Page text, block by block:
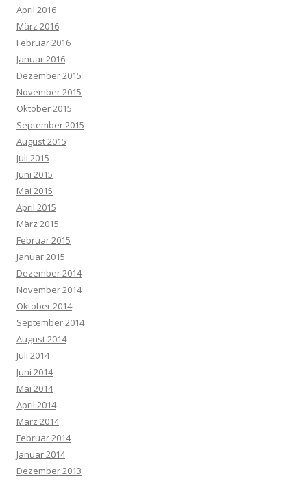
April 2016
März 2016
Februar 2016
Januar 2016
Dezember 2015
November 2015
Oktober 2015
September 2015
August 2015
Juli 2015
Juni 2015
Mai 2015
April 2015
März 2015
Februar 2015
Januar 2015
Dezember 2014
November 2014
Oktober 2014
September 2014
August 2014
Juli 2014
Juni 2014
Mai 2014
April 2014
März 2014
Februar 2014
Januar 2014
Dezember 2013